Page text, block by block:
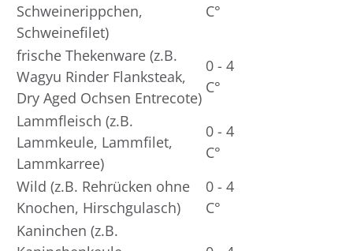
Schweinerippchen,
Schweinefilet)
C°
frische Thekenware (z.B.
Wagyu Rinder Flanksteak,
Dry Aged Ochsen Entrecote)
0 - 4
C°
Lammfleisch (z.B.
Lammkeule, Lammfilet,
Lammkarree)
0 - 4
C°
Wild (z.B. Rehrücken ohne
Knochen, Hirschgulasch)
0 - 4
C°
Kaninchen (z.B.